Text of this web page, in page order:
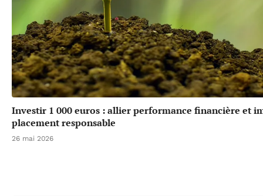
Investir 1 000 euros : allier performance financière et
placement responsable
26 mai 2026